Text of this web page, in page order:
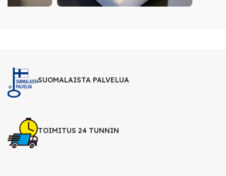
SUOMALAISTA PALVELUA
TOIMITUS 24 TUNNIN